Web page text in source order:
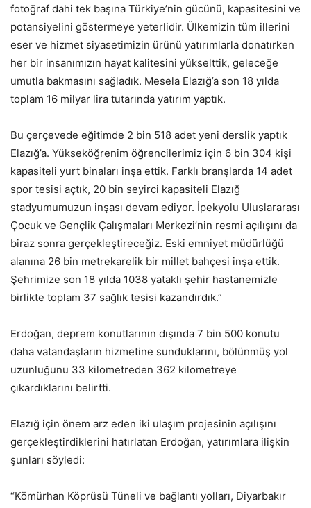
fotoğraf dahi tek başına Türkiye’nin gücünü, kapasitesini ve
potansiyelini göstermeye yeterlidir. Ülkemizin tüm illerini
eser ve hizmet siyasetimizin ürünü yatırımlarla donatırken
her bir insanımızın hayat kalitesini yükselttik, geleceğe
umutla bakmasını sağladık. Mesela Elazığ’a son 18 yılda
toplam 16 milyar lira tutarında yatırım yaptık.
Bu çerçevede eğitimde 2 bin 518 adet yeni derslik yaptık
Elazığ’a. Yükseköğrenim öğrencilerimiz için 6 bin 304 kişi
kapasiteli yurt binaları inşa ettik. Farklı branşlarda 14 adet
spor tesisi açtık, 20 bin seyirci kapasiteli Elazığ
stadyumumuzun inşası devam ediyor. İpekyolu Uluslararası
Çocuk ve Gençlik Çalışmaları Merkezi’nin resmi açılışını da
biraz sonra gerçekleştireceğiz. Eski emniyet müdürlüğü
alanına 26 bin metrekarelik bir millet bahçesi inşa ettik.
Şehrimize son 18 yılda 1038 yataklı şehir hastanemizle
birlikte toplam 37 sağlık tesisi kazandırdık.”
Erdoğan, deprem konutlarının dışında 7 bin 500 konutu
daha vatandaşların hizmetine sunduklarını, bölünmüş yol
uzunluğunu 33 kilometreden 362 kilometreye
çıkardıklarını belirtti.
Elazığ için önem arz eden iki ulaşım projesinin açılışını
gerçekleştirdiklerini hatırlatan Erdoğan, yatırımlara ilişkin
şunları söyledi:
“Kömürhan Köprüsü Tüneli ve bağlantı yolları, Diyarbakır